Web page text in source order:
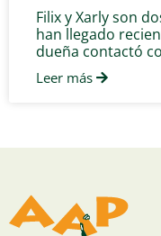
Filix y Xarly son
han llegado
dueña contactó
Leer más